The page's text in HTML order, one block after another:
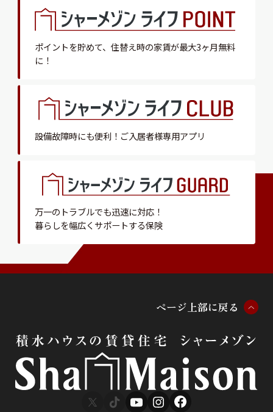
ポイントを貯めて、 住替え時の家賃が最大3ヶ月無料
に！
設備故障時にも便利！ ご入居者様専用アプリ
万一のトラブルでも迅速に対応！
暮らしを幅広くサポートする保険
ページ 上部に戻る